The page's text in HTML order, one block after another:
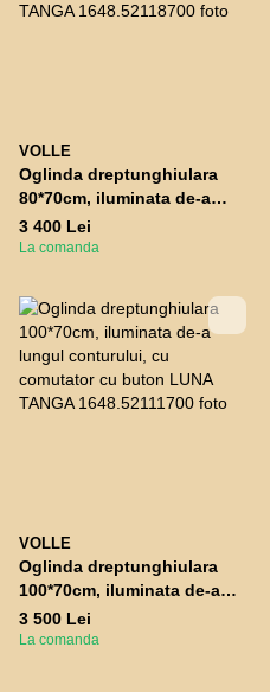
VOLLE
Oglinda dreptunghiulara
80*70cm, iluminata de-a
lungul conturului, cu
comutator cu buton LUNA
3 400 Lei
La comanda
VOLLE
Oglinda dreptunghiulara
100*70cm, iluminata de-a
lungul conturului, cu
comutator cu buton LUNA
3 500 Lei
La comanda